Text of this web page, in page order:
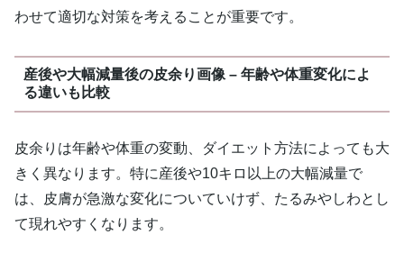
わせて適切な対策を考えることが重要です。
産後や大幅減量後の皮余り画像 – 年齢や体重変化によ
る違いも比較
皮余りは年齢や体重の変動、ダイエット方法によっても大
きく異なります。特に産後や10キロ以上の大幅減量で
は、皮膚が急激な変化についていけず、たるみやしわとし
て現れやすくなります。